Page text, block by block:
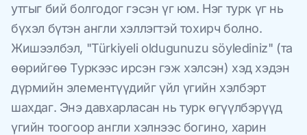
утгыг бий болгодог гэсэн үг юм. Нэг турк үг нь
бүхэл бүтэн англи хэллэгтэй тохирч болно.
Жишээлбэл, "Türkiyeli oldugunuzu söylediniz" (та
өөрийгөө Туркээс ирсэн гэж хэлсэн) хэд хэдэн
дүрмийн элементүүдийг үйл үгийн хэлбэрт
шахдаг. Энэ давхарласан нь турк өгүүлбэрүүд
үгийн тоогоор англи хэлнээс богино, харин